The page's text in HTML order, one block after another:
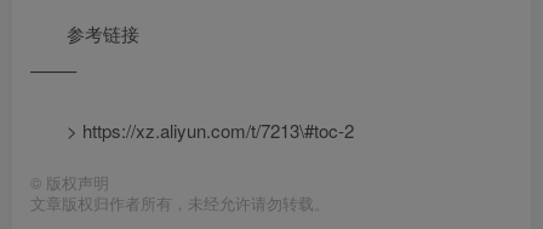
参考链接
——–
> https://xz.aliyun.com/t/7213\#toc-2
© 版权声明
文章版权归作者所有，未经允许请勿转载。